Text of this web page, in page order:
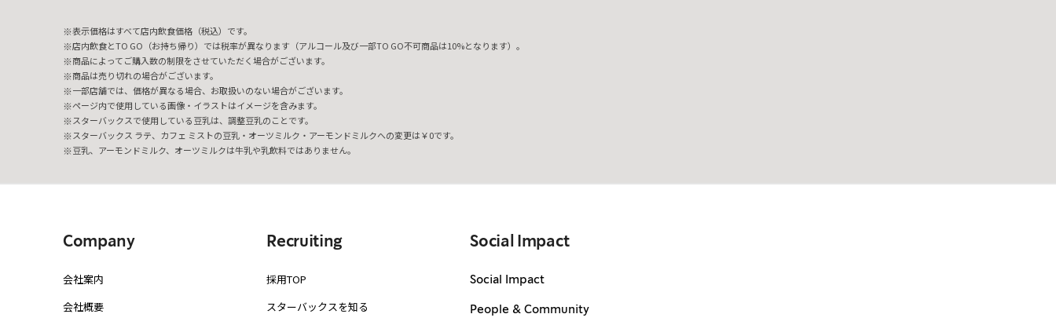
表示価格はすべて店内飲食価格（税込）です。
店内飲食とTO GO（お持ち帰り）では税率が異なります（アルコール及び一部TO GO不可商品は10%となります）。
商品によってご購入数の制限をさせていただく場合がございます。
商品は売り切れの場合がございます。
一部店舗では、価格が異なる場合、お取扱いのない場合がございます。
ページ内で使用している画像・イラストはイメージを含みます。
スターバックスで使用している豆乳は、調整豆乳のことです。
スターバックス ラテ、カフェ ミストの豆乳・オーツミルク・アーモンドミルクへの変更は￥0です。
豆乳、アーモンドミルク、オーツミルクは牛乳や乳飲料ではありません。
Company
会社案内
会社概要
Recruiting
採用TOP
スターバックスを知る
Social Impact
Social Impact
People & Community